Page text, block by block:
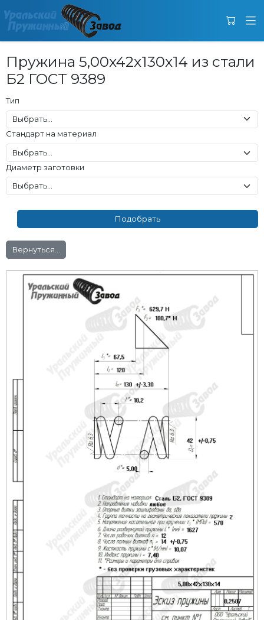
Пружина 5,00x42x130x14 из стали
Б2 ГОСТ 9389
Тип
Стандарт на материал
Диаметр заготовки
Вернуться...